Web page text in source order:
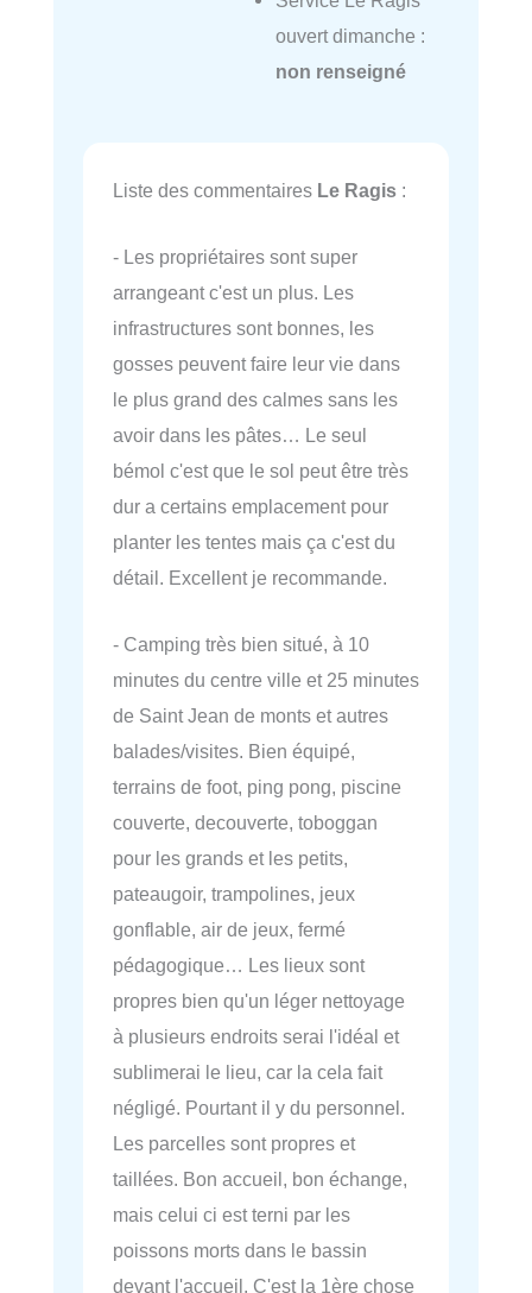
ouvert dimanche :
non renseigné
Liste des commentaires Le Ragis :
- Les propriétaires sont super
arrangeant c'est un plus. Les
infrastructures sont bonnes, les
gosses peuvent faire leur vie dans
le plus grand des calmes sans les
avoir dans les pâtes… Le seul
bémol c'est que le sol peut être très
dur a certains emplacement pour
planter les tentes mais ça c'est du
détail. Excellent je recommande.
- Camping très bien situé, à 10
minutes du centre ville et 25 minutes
de Saint Jean de monts et autres
balades/visites. Bien équipé,
terrains de foot, ping pong, piscine
couverte, decouverte, toboggan
pour les grands et les petits,
pateaugoir, trampolines, jeux
gonflable, air de jeux, fermé
pédagogique… Les lieux sont
propres bien qu'un léger nettoyage
à plusieurs endroits serai l'idéal et
sublimerai le lieu, car la cela fait
négligé. Pourtant il y du personnel.
Les parcelles sont propres et
taillées. Bon accueil, bon échange,
mais celui ci est terni par les
poissons morts dans le bassin
devant l'accueil. C'est la 1ère chose